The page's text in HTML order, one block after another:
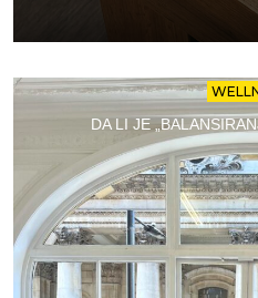
DA LI JE